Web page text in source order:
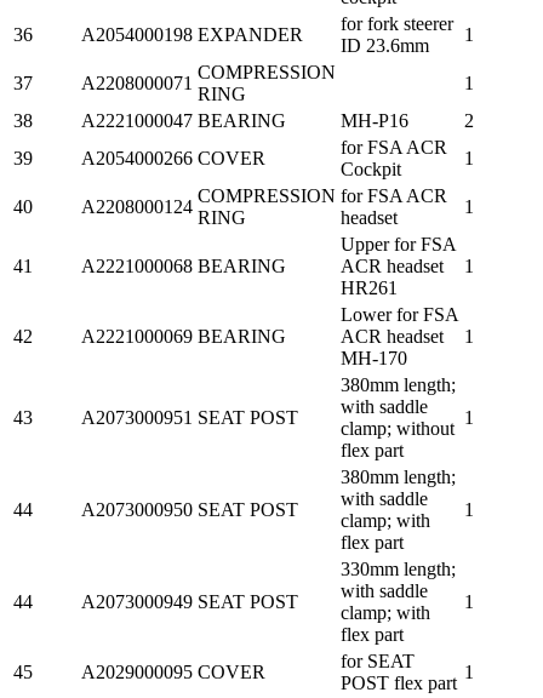
36
A2054000198 EXPANDER
for fork steerer
ID 23.6mm
1
37 A2208000071
COMPRESSION
RING
1
38
A2221000047 BEARING MH-P16
2
39
A2054000266 COVER
for FSA ACR
Cockpit
1
40 A2208000124
COMPRESSION
RING
for FSA ACR
headset
1
41 A2221000068 BEARING
Upper for FSA
ACR headset
HR261
1
42 A2221000069 BEARING
Lower for FSA
ACR headset
MH-170
1
43 A2073000951 SEAT POST
380mm length;
with saddle
clamp; without
flex part
1
44 A2073000950 SEAT POST
380mm length;
with saddle
clamp; with
flex part
1
44 A2073000949 SEAT POST
330mm length;
with saddle
clamp; with
flex part
1
45 A2029000095 COVER
for SEAT
POST flex part
1